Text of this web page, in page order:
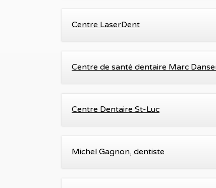
Centre LaserDent
Centre de santé dentaire Marc
Centre Dentaire St-Luc
Michel Gagnon, dentiste